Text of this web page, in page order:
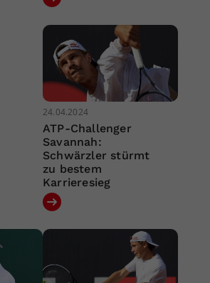
24.04.2024
ATP-Challenger
Savannah:
Schwärzler stürmt
zu bestem
Karrieresieg